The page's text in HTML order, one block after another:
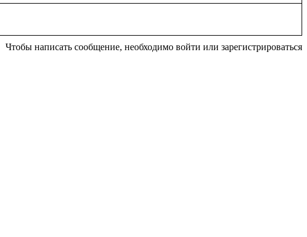
Чтобы написать сообщение, необходимо войти или зарегистрироваться